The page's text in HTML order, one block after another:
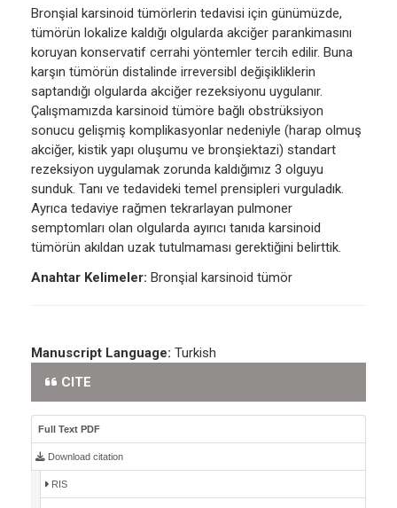
Bronşial karsinoid tümörlerin tedavisi için günümüzde,
tümörün lokalize kaldığı olgularda akciğer parankimasını
koruyan konservatif cerrahi yöntemler tercih edilir. Buna
karşın tümörün distalinde irreversibl değişikliklerin
saptandığı olgularda akciğer rezeksiyonu uygulanır.
Çalışmamızda karsinoid tümöre bağlı obstrüksiyon
sonucu gelişmiş komplikasyonlar nedeniyle (harap olmuş
akciğer, kistik yapı oluşumu ve bronşiektazi) standart
rezeksiyon uygulamak zorunda kaldığımız 3 olguyu
sunduk. Tanı ve tedavideki temel prensipleri vurguladık.
Ayrıca tedaviye rağmen tekrarlayan pulmoner
semptomları olan olgularda ayırıcı tanıda karsinoid
tümörün akıldan uzak tutulmaması gerektiğini belirttik.
Anahtar Kelimeler: Bronşial karsinoid tümör
Manuscript Language: Turkish
CITE
Full Text PDF
Download citation
RIS